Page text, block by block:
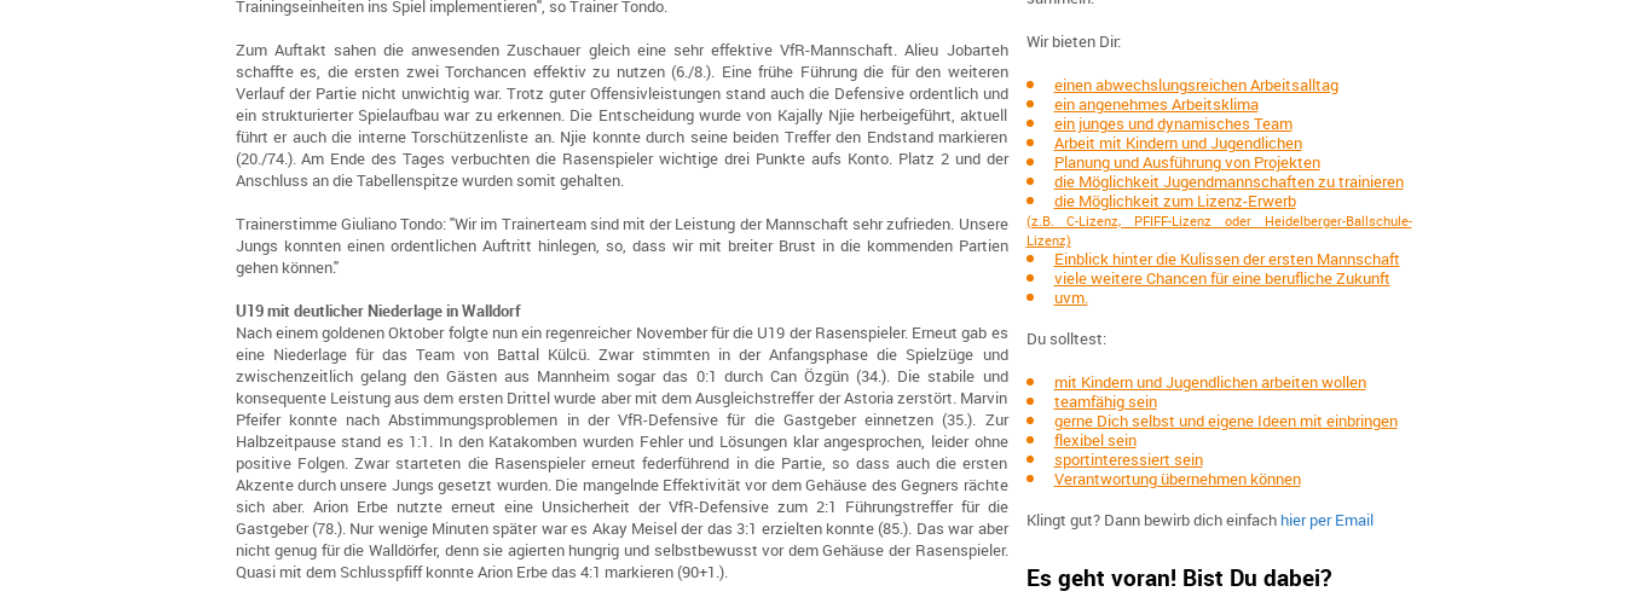
Trainingseinheiten ins Spiel implementieren", so Trainer Tondo.
Zum Auftakt sahen die anwesenden Zuschauer gleich eine sehr effektive VfR-Mannschaft. Alieu Jobarteh
schaffte es, die ersten zwei Torchancen effektiv zu nutzen (6./8.). Eine frühe Führung die für den weiteren
Verlauf der Partie nicht unwichtig war. Trotz guter Offensivleistungen stand auch die Defensive ordentlich und
ein strukturierter Spielaufbau war zu erkennen. Die Entscheidung wurde von Kajally Njie herbeigeführt, aktuell
führt er auch die interne Torschützenliste an. Njie konnte durch seine beiden Treffer den Endstand markieren
(20./74.). Am Ende des Tages verbuchten die Rasenspieler wichtige drei Punkte aufs Konto. Platz 2 und der
Anschluss an die Tabellenspitze wurden somit gehalten.
Trainerstimme Giuliano Tondo: "Wir im Trainerteam sind mit der Leistung der Mannschaft sehr zufrieden. Unsere
Jungs konnten einen ordentlichen Auftritt hinlegen, so, dass wir mit breiter Brust in die kommenden Partien
gehen können."
U19 mit deutlicher Niederlage in Walldorf
Nach einem goldenen Oktober folgte nun ein regenreicher November für die U19 der Rasenspieler. Erneut gab es
eine Niederlage für das Team von Battal Külcü. Zwar stimmten in der Anfangsphase die Spielzüge und
zwischenzeitlich gelang den Gästen aus Mannheim sogar das 0:1 durch Can Özgün (34.). Die stabile und
konsequente Leistung aus dem ersten Drittel wurde aber mit dem Ausgleichstreffer der Astoria zerstört. Marvin
Pfeifer konnte nach Abstimmungsproblemen in der VfR-Defensive für die Gastgeber einnetzen (35.). Zur
Halbzeitpause stand es 1:1. In den Katakomben wurden Fehler und Lösungen klar angesprochen, leider ohne
positive Folgen. Zwar starteten die Rasenspieler erneut federführend in die Partie, so dass auch die ersten
Akzente durch unsere Jungs gesetzt wurden. Die mangelnde Effektivität vor dem Gehäuse des Gegners rächte
sich aber. Arion Erbe nutzte erneut eine Unsicherheit der VfR-Defensive zum 2:1 Führungstreffer für die
Gastgeber (78.). Nur wenige Minuten später war es Akay Meisel der das 3:1 erzielten konnte (85.). Das war aber
nicht genug für die Walldörfer, denn sie agierten hungrig und selbstbewusst vor dem Gehäuse der Rasenspieler.
Quasi mit dem Schlusspfiff konnte Arion Erbe das 4:1 markieren (90+1.).
Wir bieten Dir:
einen abwechslungsreichen Arbeitsalltag
ein angenehmes Arbeitsklima
ein junges und dynamisches Team
Arbeit mit Kindern und Jugendlichen
Planung und Ausführung von Projekten
die Möglichkeit Jugendmannschaften zu trainieren
die Möglichkeit zum Lizenz-Erwerb
(z.B. C-Lizenz, PFIFF-Lizenz oder Heidelberger-Ballschule-
Lizenz)
Einblick hinter die Kulissen der ersten Mannschaft
viele weitere Chancen für eine berufliche Zukunft
uvm.
Du solltest:
mit Kindern und Jugendlichen arbeiten wollen
teamfähig sein
gerne Dich selbst und eigene Ideen mit einbringen
flexibel sein
sportinteressiert sein
Verantwortung übernehmen können
Klingt gut? Dann bewirb dich einfach hier per Email
Es geht voran! Bist Du dabei?